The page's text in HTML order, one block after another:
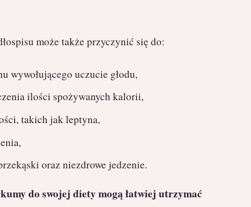
może także przyczynić się do:
wywołującego uczucie głodu,
ilości spożywanych kalorii,
takich jak leptyna,
oraz niezdrowe jedzenie.
do swojej diety mogą łatwiej utrzymać